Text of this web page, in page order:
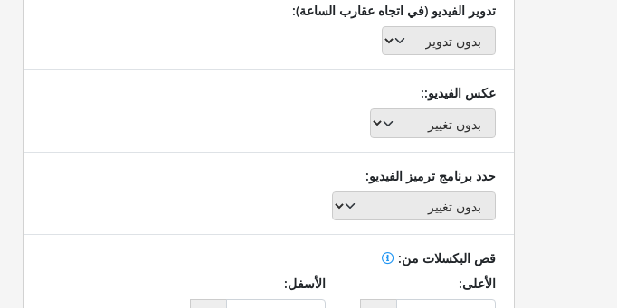
تدوير الفيديو (في اتجاه عقارب الساعة):
عكس الفيديو::
حدد برنامج ترميز الفيديو:
قص البكسلات من:
الأعلى:
الأسفل: